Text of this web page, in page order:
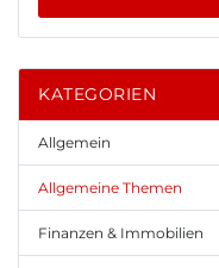
KATEGORIEN
Allgemein
Allgemeine Themen
Finanzen & Immobilien